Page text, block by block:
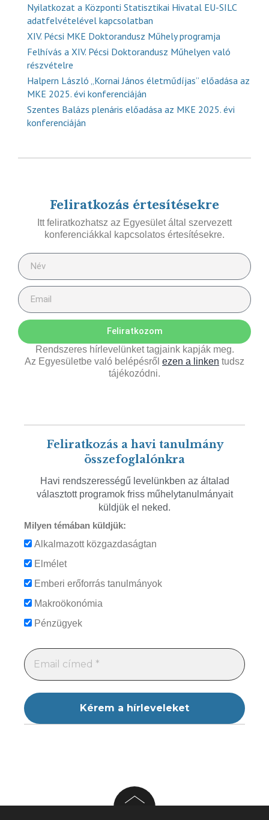
Nyilatkozat a Központi Statisztikai Hivatal EU-SILC
adatfelvételével kapcsolatban
XIV. Pécsi MKE Doktorandusz Műhely programja
Felhívás a XIV. Pécsi Doktorandusz Műhelyen való
részvételre
Halpern László „Kornai János életműdíjas” előadása az
MKE 2025. évi konferenciáján
Szentes Balázs plenáris előadása az MKE 2025. évi
konferenciáján
Feliratkozás értesítésekre
Itt feliratkozhatsz az Egyesület által szervezett
konferenciákkal kapcsolatos értesítésekre.
Feliratkozom
Rendszeres hírlevelünket tagjaink kapják meg.
Az Egyesületbe való belépésről ezen a linken tudsz
tájékozódni.
Feliratkozás a havi tanulmány
összefoglalónkra
Havi rendszerességű levelünkben az általad
választott programok friss műhelytanulmányait
küldjük el neked.
Milyen témában küldjük:
Alkalmazott közgazdaságtan
Elmélet
Emberi erőforrás tanulmányok
Makroökonómia
Pénzügyek